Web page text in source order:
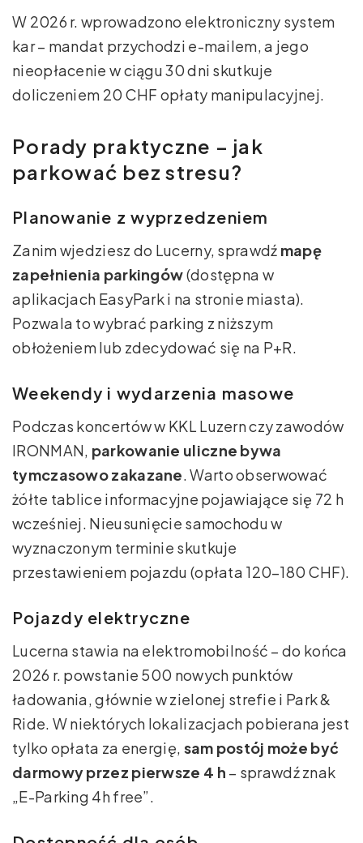
W 2026 r. wprowadzono elektroniczny system
kar – mandat przychodzi e-mailem, a jego
nieopłacenie w ciągu 30 dni skutkuje
doliczeniem 20 CHF opłaty manipulacyjnej.
Porady praktyczne – jak
parkować bez stresu?
Planowanie z wyprzedzeniem
Zanim wjedziesz do Lucerny, sprawdź mapę
zapełnienia parkingów(dostępna w
aplikacjach EasyPark i na stronie miasta).
Pozwala to wybrać parking z niższym
obłożeniem lub zdecydować się na P+R.
Weekendy i wydarzenia masowe
Podczas koncertów w KKL Luzern czy zawodów
IRONMAN, parkowanie uliczne bywa
tymczasowo zakazane. Warto obserwować
żółte tablice informacyjne pojawiające się 72 h
wcześniej. Nieusunięcie samochodu w
wyznaczonym terminie skutkuje
przestawieniem pojazdu (opłata 120–180 CHF).
Pojazdy elektryczne
Lucerna stawia na elektromobilność – do końca
2026 r. powstanie 500 nowych punktów
ładowania, głównie w zielonej strefie i Park &
Ride. W niektórych lokalizacjach pobierana jest
tylko opłata za energię, sam postój może być
darmowy przez pierwsze 4 h – sprawdź znak
„E-Parking 4h free”.